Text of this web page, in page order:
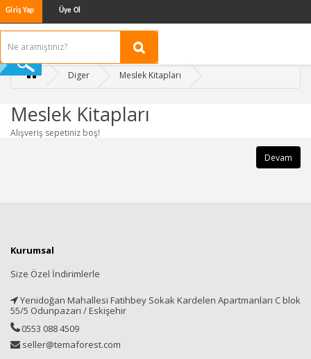
Giriş Yap Üye Ol
Diger Meslek Kitapları
Meslek Kitapları
Alışveriş sepetiniz boş!
Devam
Kurumsal
Size Özel İndirimlerle
Yenidoğan Mahallesi Fatihbey Sokak Kardelen Apartmanları C blok
55/5 Odunpazarı / Eskişehir
0553 088 4509
seller@temaforest.com